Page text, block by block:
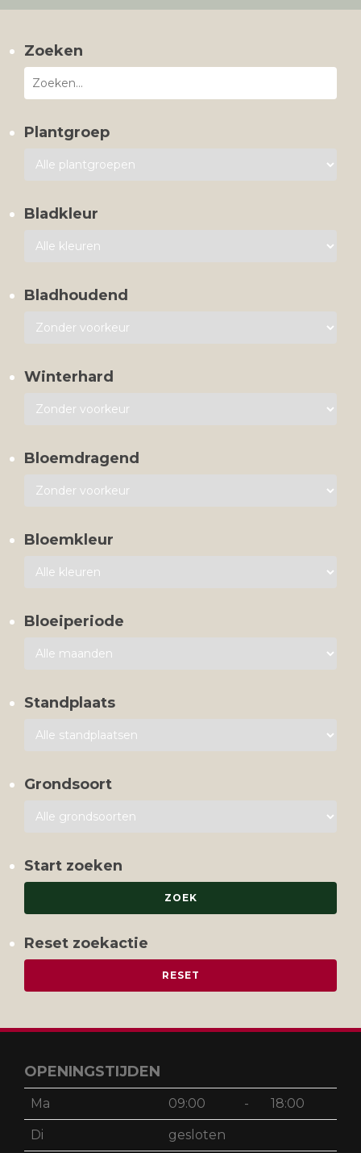
Zoeken
Plantgroep
Bladkleur
Bladhoudend
Winterhard
Bloemdragend
Bloemkleur
Bloeiperiode
Standplaats
Grondsoort
Start zoeken
Reset zoekactie
OPENINGSTIJDEN
Ma 09:00 - 18:00
Di gesloten